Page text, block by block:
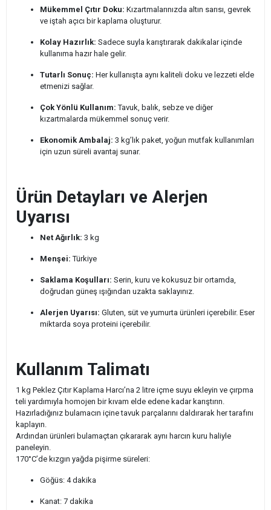
Mükemmel Çıtır Doku: Kızartmalarınızda altın sarısı, gevrek
ve iştah açıcı bir kaplama oluşturur.
Kolay Hazırlık: Sadece suyla karıştırarak dakikalar içinde
kullanıma hazır hale gelir.
Tutarlı Sonuç: Her kullanışta aynı kaliteli doku ve lezzeti elde
etmenizi sağlar.
Çok Yönlü Kullanım: Tavuk, balık, sebze ve diğer
kızartmalarda mükemmel sonuç verir.
Ekonomik Ambalaj: 3 kg’lık paket, yoğun mutfak kullanımları
için uzun süreli avantaj sunar.
Ürün Detayları ve Alerjen
Uyarısı
Net Ağırlık: 3 kg
Menşei: Türkiye
Saklama Koşulları: Serin, kuru ve kokusuz bir ortamda,
doğrudan güneş ışığından uzakta saklayınız.
Alerjen Uyarısı: Gluten, süt ve yumurta ürünleri içerebilir. Eser
miktarda soya proteini içerebilir.
Kullanım Talimatı
1 kg Peklez Çıtır Kaplama Harcı’na 2 litre içme suyu ekleyin ve çırpma
teli yardımıyla homojen bir kıvam elde edene kadar karıştırın.
Hazırladığınız bulamacın içine tavuk parçalarını daldırarak her tarafını
kaplayın.
Ardından ürünleri bulamaçtan çıkararak aynı harcın kuru haliyle
paneleyin.
170°C’de kızgın yağda pişirme süreleri:
Göğüs: 4 dakika
Kanat: 7 dakika